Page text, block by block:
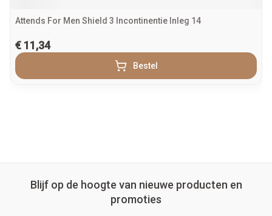
Attends For Men Shield 3 Incontinentie Inleg 14
€ 11,34
Bestel
Blijf op de hoogte van nieuwe producten en
promoties